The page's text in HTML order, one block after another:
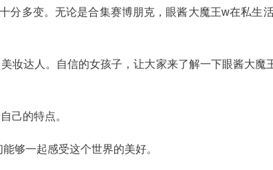
分多变。无论是合集赛博朋克，眼酱大魔王w在私生
妆达人。自信的女孩子，让大家来了解一下眼酱大魔
己的特点。
够一起感受这个世界的美好。